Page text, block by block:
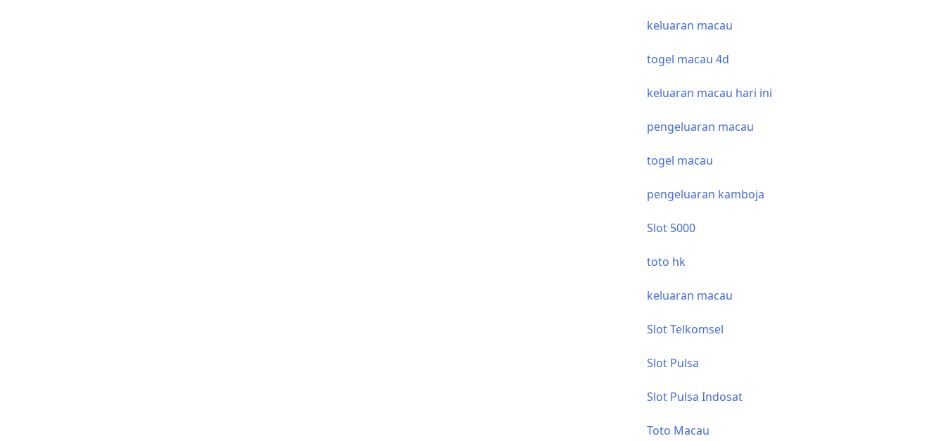
keluaran macau
togel macau 4d
keluaran macau hari ini
pengeluaran macau
togel macau
pengeluaran kamboja
Slot 5000
toto hk
keluaran macau
Slot Telkomsel
Slot Pulsa
Slot Pulsa Indosat
Toto Macau